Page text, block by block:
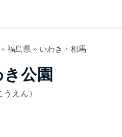
福島県» いわき・相馬
公園
うえん）